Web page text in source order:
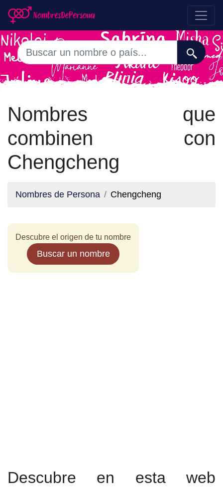
Nombres que
combinen con
Chengcheng
Nombres de Persona Chengcheng
Descubre el origen de tu nombre
Buscar un nombre
Descubre en esta web